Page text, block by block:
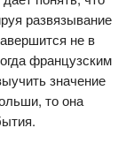
развязывание
не в
французским
значение
то она